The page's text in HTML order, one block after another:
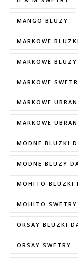
MANGO BLUZY
MARKOWE
MARKOWE BLUZY
MARKOWE
MARKOWE
MARKOWE
MODNE BLUZKI
MODNE BLUZY
MOHITO BLUZKI
MOHITO SWETRY
ORSAY BLUZKI
ORSAY SWETRY